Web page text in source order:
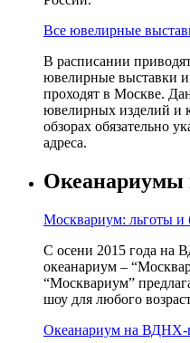
Все ювелирные
В расписании
ювелирные выставки
проходят в Москве.
ювелирных изделий и
обзорах обязательно
адреса.
Океанариумы
Москвариум: льготы и
С осени 2015 года на
океанариум –
“Москвариум”
шоу для любого
Океанариум на ВДНХ-